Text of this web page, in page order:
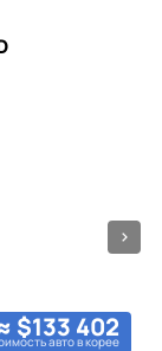
$133 402
авто в корее